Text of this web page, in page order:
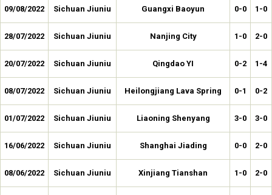
09/08/2022 Sichuan Jiuniu Guangxi Baoyun 0-0 1-0
28/07/2022 Sichuan Jiuniu Nanjing City 1-0 2-0
20/07/2022 Sichuan Jiuniu Qingdao YI 0-2 1-4
08/07/2022 Sichuan Jiuniu Heilongjiang Lava Spring 0-1 0-2
01/07/2022 Sichuan Jiuniu Liaoning Shenyang 3-0 3-0
16/06/2022 Sichuan Jiuniu Shanghai Jiading 0-0 2-0
08/06/2022 Sichuan Jiuniu Xinjiang Tianshan 1-0 2-0